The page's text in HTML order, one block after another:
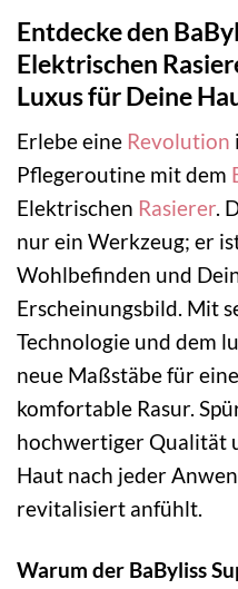
Entdecke den
Elektrischen
Luxus für Deine
Erlebe eine Revolution
Pflegeroutine mit dem
Elektrischen Rasierer.
nur ein Werkzeug; er
Wohlbefinden und
Erscheinungsbild. Mit
Technologie und dem
neue Maßstäbe für
komfortable Rasur.
hochwertiger Qualität
Haut nach jeder
revitalisiert anfühlt.
Warum der BaByliss